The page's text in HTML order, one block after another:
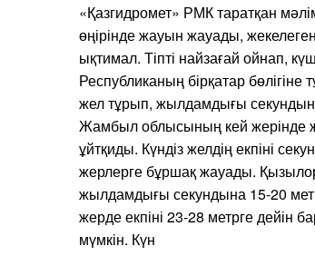
«Қазгидромет» РМК таратқан
өңірінде жауын жауады,
ықтимал. Тіпті найзағай ойнап,
Республиканың бірқатар бөлігіне
жел тұрып, жылдамдығы
Жамбыл облысының кей жерінде
ұйтқиды. Күндіз желдің екпіні
жерлерге бұршақ жауады.
жылдамдығы секундына 15-20
жерде екпіні 23-28 метрге
мүмкін. Күн